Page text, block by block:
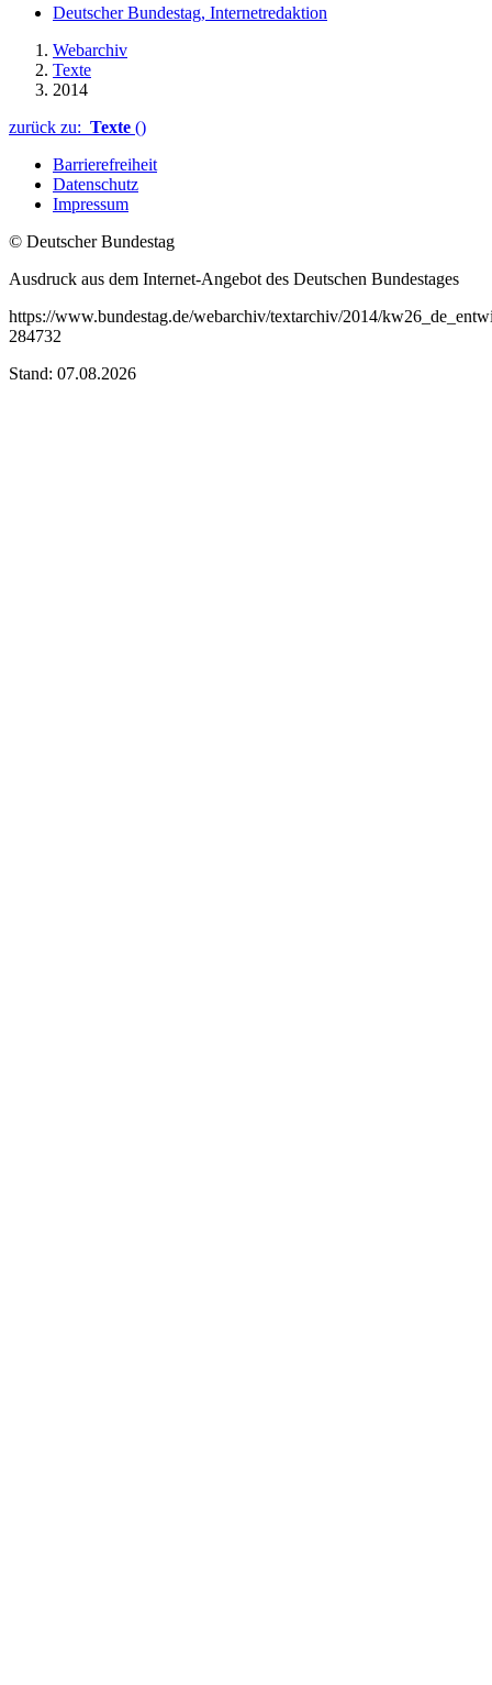
Deutscher Bundestag, Internetredaktion
Webarchiv
Texte
2014
zurück zu: Texte ()
Barrierefreiheit
Datenschutz
Impressum
© Deutscher Bundestag
Ausdruck aus dem Internet-Angebot des Deutschen Bundestages
https://www.bundestag.de/webarchiv/textarchiv/2014/
284732
Stand: 07.08.2026